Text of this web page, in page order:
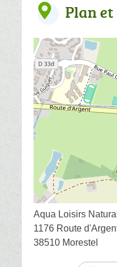
Plan et
Aqua Loisirs
1176 Route
38510 Morestel